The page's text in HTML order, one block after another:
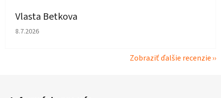
Vlasta Betkova
Hodnotenie obchodu je 4 z 5 hviezdičiek.
8.7.2026
Zobraziť ďalšie recenzie